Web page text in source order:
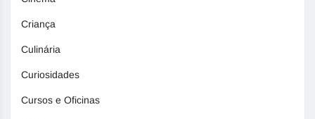
Criança
Culinária
Curiosidades
Cursos e Oficinas